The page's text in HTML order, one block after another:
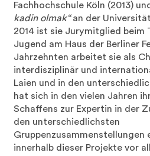
Fachhochschule Köln (2013) und
kadin olmak“an der
2014 ist sie Jurymitglied beim
Jugend am Haus der Berliner
Jahrzehnten arbeitet sie als
interdisziplinär und
Laien und in den
hat sich in den vielen Jahren
Schaffens zur Expertin in der
den unterschiedlichsten
Gruppenzusammenstellungen
innerhalb dieser Projekte vor